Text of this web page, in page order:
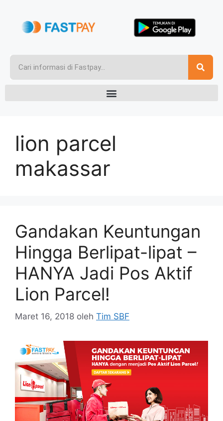
lion parcel
makassar
Gandakan Keuntungan
Hingga Berlipat-lipat –
HANYA Jadi Pos Aktif
Lion Parcel!
Maret 16, 2018 oleh Tim SBF